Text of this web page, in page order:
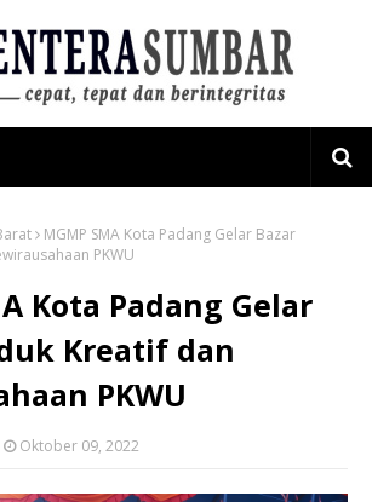
MGMP SMA Kota Padang Gelar Bazar
PKWU
Kota Padang Gelar
Kreatif dan
PKWU
Oktober 09, 2022